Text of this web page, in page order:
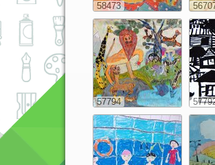
58473
57794